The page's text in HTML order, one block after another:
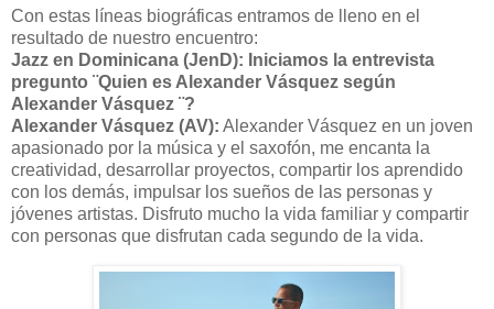
Con estas líneas biográficas entramos de lleno en el
resultado de nuestro encuentro:
Jazz en Dominicana (JenD): Iniciamos la entrevista
pregunto ¨Quien es Alexander Vásquez según
Alexander Vásquez ¨?
Alexander Vásquez (AV): Alexander Vásquez en un joven
apasionado por la música y el saxofón, me encanta la
creatividad, desarrollar proyectos, compartir los aprendido
con los demás, impulsar los sueños de las personas y
jóvenes artistas. Disfruto mucho la vida familiar y compartir
con personas que disfrutan cada segundo de la vida.